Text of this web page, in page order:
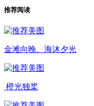
推荐阅读
金滩向晚、海沐夕光
橙光独桨